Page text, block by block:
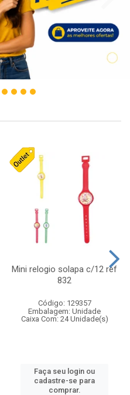
Mini relogio solapa c/12 ref
832
Código: 129357
Embalagem: Unidade
Caixa Com: 24 Unidade(s)
Faça seu login ou
cadastre-se para
comprar.